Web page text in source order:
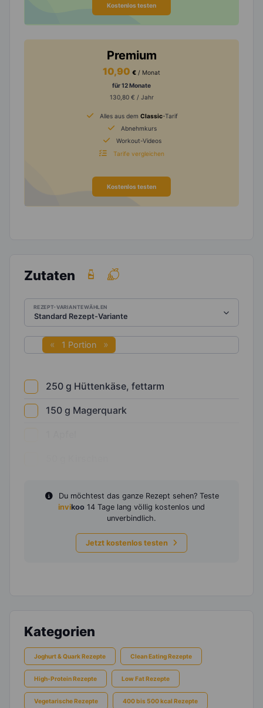
Kostenlos testen
Premium
10,90 € / Monat
für 12 Monate
130,80 € / Jahr
Alles aus dem Classic-Tarif
Abnehmkurs
Workout-Videos
Tarife vergleichen
Kostenlos testen
Zutaten
REZEPT-VARIANTE WÄHLEN
1 Portion
250 g Hüttenkäse, fettarm
150 g Magerquark
Du möchtest das ganze Rezept sehen? Teste
invikoo 14 Tage lang völlig kostenlos und
unverbindlich.
Jetzt kostenlos testen
Kategorien
Joghurt & Quark Rezepte Clean Eating Rezepte
High-Protein Rezepte Low Fat Rezepte
Vegetarische Rezepte 400 bis 500 kcal Rezepte